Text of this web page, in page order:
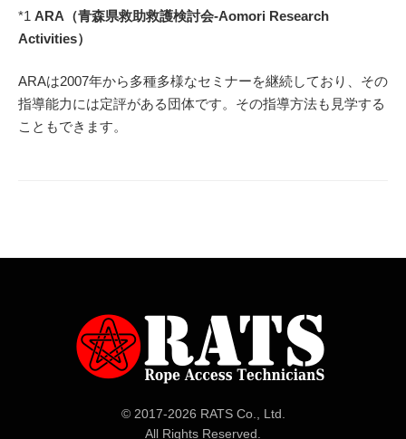
*1 ARA（青森県救助救護検討会-Aomori Research
Activities）
ARAは2007年から多種多様なセミナーを継続しており、その
指導能力には定評がある団体です。その指導方法も見学する
こともできます。
© 2017-2026 RATS Co., Ltd.
All Rights Reserved.